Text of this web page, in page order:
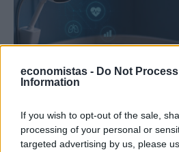
economistas - Do Not
Information
If you wish to opt-out of the sale,
processing of your personal or
targeted advertising by us, please
ΤΕΧΝΟΛΟΓΙΑ